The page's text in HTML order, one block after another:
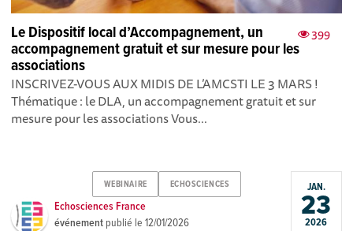
399
Le Dispositif local d’Accompagnement, un
accompagnement gratuit et sur mesure pour les
associations
INSCRIVEZ-VOUS AUX MIDIS DE L’AMCSTI LE 3 MARS !
Thématique : le DLA, un accompagnement gratuit et sur
mesure pour les associations Vous...
WEBINAIRE ECHOSCIENCES
Echosciences France
événement publié le12/01/2026
JAN.
23
2026